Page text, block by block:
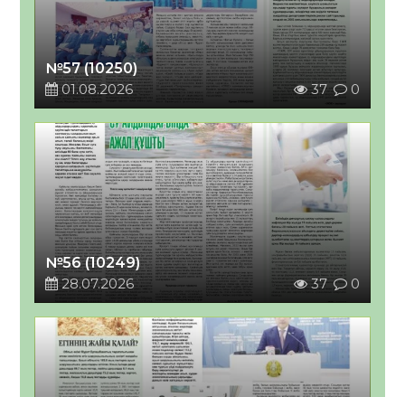
№57 (10250)
01.08.2026
37 0
№56 (10249)
28.07.2026
37 0